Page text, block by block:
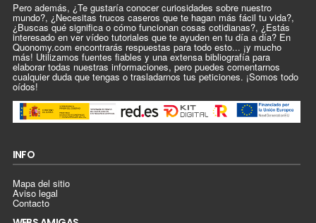
Pero además, ¿Te gustaría conocer curiosidades sobre nuestro
mundo?, ¿Necesitas trucos caseros que te hagan más fácil tu vida?,
¿Buscas qué significa o cómo funcionan cosas cotidianas?, ¿Estás
interesado en ver vídeo tutoriales que te ayuden en tu día a día? En
Quonomy.com encontrarás respuestas para todo esto... ¡y mucho
más! Utilizamos fuentes fiables y una extensa bibliografía para
elaborar todas nuestras informaciones, pero puedes comentarnos
cualquier duda que tengas o trasladarnos tus peticiones. ¡Somos todo
oídos!
INFO
Mapa del sitio
Aviso legal
Contacto